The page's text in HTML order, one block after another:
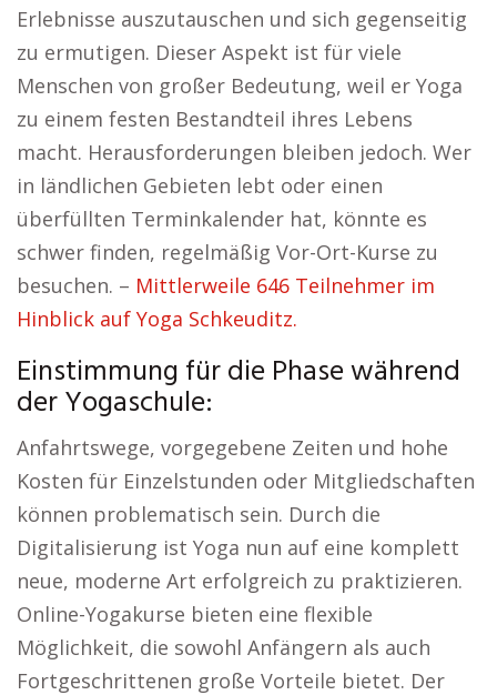
Erlebnisse auszutauschen und sich gegenseitig
zu ermutigen. Dieser Aspekt ist für viele
Menschen von großer Bedeutung, weil er Yoga
zu einem festen Bestandteil ihres Lebens
macht. Herausforderungen bleiben jedoch. Wer
in ländlichen Gebieten lebt oder einen
überfüllten Terminkalender hat, könnte es
schwer finden, regelmäßig Vor-Ort-Kurse zu
besuchen. – Mittlerweile 646 Teilnehmer im
Hinblick auf Yoga Schkeuditz.
Einstimmung für die Phase während
der Yogaschule:
Anfahrtswege, vorgegebene Zeiten und hohe
Kosten für Einzelstunden oder Mitgliedschaften
können problematisch sein. Durch die
Digitalisierung ist Yoga nun auf eine komplett
neue, moderne Art erfolgreich zu praktizieren.
Online-Yogakurse bieten eine flexible
Möglichkeit, die sowohl Anfängern als auch
Fortgeschrittenen große Vorteile bietet. Der